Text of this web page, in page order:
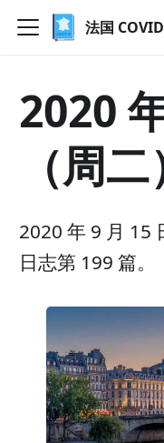
法国
2020
（周二
2020 年 9 月 15
日志第 199 篇。